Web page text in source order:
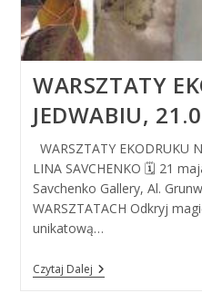
WARSZTATY
JEDWABIU,
WARSZTATY EKODRUKU
LINA SAVCHENKO 🗓 21
Savchenko Gallery, Al.
WARSZTATACH Odkryj
unikatową…
Czytaj DalejWARSZTATY
EKODRUKU